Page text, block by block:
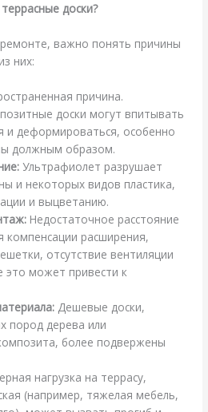
доски?
важно понять причины
них:
причина.
доски могут впитывать
и деформироваться, особенно
должным образом.
Ультрафиолет разрушает
и некоторых видов пластика,
и выцветанию.
Недостаточное расстояние
компенсации расширения,
отсутствие вентиляции
это может привести к
Дешевые доски,
пород дерева или
более подвержены
нагрузка на террасу,
(например, тяжелая мебель,